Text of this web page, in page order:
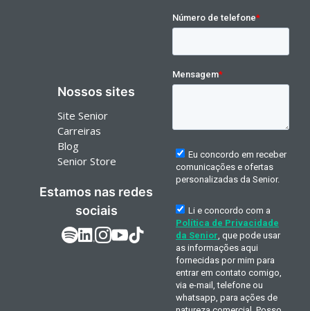
Nossos sites
Site Senior
Carreiras
Blog
Senior Store
Estamos nas redes
sociais